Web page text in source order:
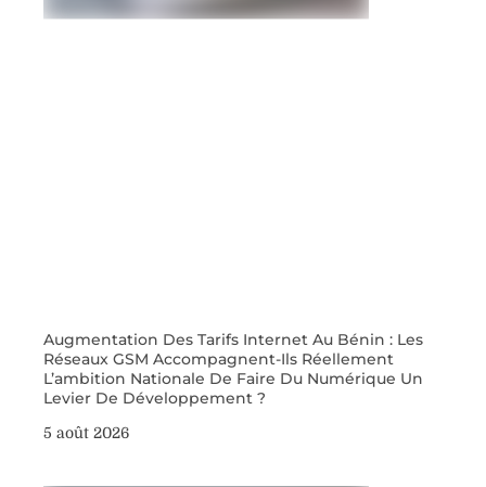
Augmentation Des Tarifs Internet Au Bénin : Les
Réseaux GSM Accompagnent-Ils Réellement
L’ambition Nationale De Faire Du Numérique Un
Levier De Développement ?
5 août 2026